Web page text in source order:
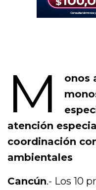
M
onos
atención
coordinación
ambientales
Cancún.- Los 10